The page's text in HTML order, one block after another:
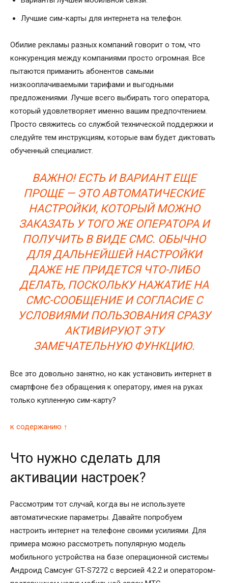
Лучшие сим-карты для интернета на телефон.
Обилие рекламы разных компаний говорит о том, что
конкуренция между компаниями просто огромная. Все
пытаются приманить абонентов самыми
низкооплачиваемыми тарифами и выгодными
предложениями. Лучше всего выбирать того оператора,
который удовлетворяет именно вашим предпочтением.
Просто свяжитесь со службой технической поддержки и
следуйте тем инструкциям, которые вам будет диктовать
обученный специалист.
ВАЖНО! ЕСТЬ И ВАРИАНТ ЕЩЕ
ПРОЩЕ — ЭТО АВТОМАТИЧЕСКИЕ
НАСТРОЙКИ, КОТОРЫЙ МОЖНО
ЗАКАЗАТЬ У ТОГО ЖЕ ОПЕРАТОРА И
ПОЛУЧИТЬ В ВИДЕ СМС. ОБЫЧНО
ДЛЯ ДАЛЬНЕЙШЕЙ НАСТРОЙКИ
ДАЖЕ НЕ ПРИДЕТСЯ ЧТО-ЛИБО
ДЕЛАТЬ, ПОСКОЛЬКУ НАЖАТИЕ НА
СМС-СООБЩЕНИЕ И СОГЛАСИЕ С
УСЛОВИЯМИ ПОЛЬЗОВАНИЯ СРАЗУ
АКТИВИРУЮТ ЭТУ
ЗАМЕЧАТЕЛЬНУЮ ФУНКЦИЮ.
Все это довольно занятно, но как установить интернет в
смартфоне без обращения к оператору, имея на руках
только купленную сим-карту?
к содержанию ↑
Что нужно сделать для
активации настроек?
Рассмотрим тот случай, когда вы не используете
автоматические параметры. Давайте попробуем
настроить интернет на телефоне своими усилиями. Для
примера можно рассмотреть популярную модель
мобильного устройства на базе операционной системы
Андроид Самсунг GT-S7272 с версией 4.2.2 и оператором-